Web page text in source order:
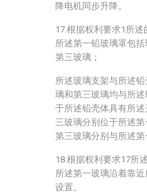
降电机同步升降。
17.根据权利要求1所述
所述第一铅玻璃罩包
第三玻璃；
所述玻璃支架与所述
璃和第三玻璃均与所
于所述铅壳体具有所
三玻璃分别位于所述
第三玻璃分别与所述第
18.根据权利要求17所
所述第一玻璃沿着靠
设置。